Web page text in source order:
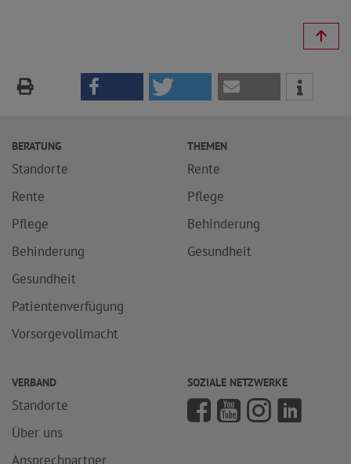
BERATUNG
Standorte
Rente
Pflege
Behinderung
Gesundheit
Patientenverfügung
Vorsorgevollmacht
THEMEN
Rente
Pflege
Behinderung
Gesundheit
VERBAND
Standorte
Über uns
Ansprechpartner
SOZIALE NETZWERKE